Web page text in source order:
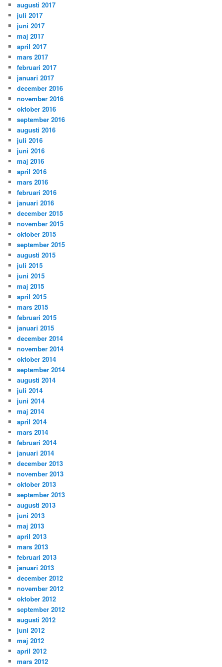
augusti 2017
juli 2017
juni 2017
maj 2017
april 2017
mars 2017
februari 2017
januari 2017
december 2016
november 2016
oktober 2016
september 2016
augusti 2016
juli 2016
juni 2016
maj 2016
april 2016
mars 2016
februari 2016
januari 2016
december 2015
november 2015
oktober 2015
september 2015
augusti 2015
juli 2015
juni 2015
maj 2015
april 2015
mars 2015
februari 2015
januari 2015
december 2014
november 2014
oktober 2014
september 2014
augusti 2014
juli 2014
juni 2014
maj 2014
april 2014
mars 2014
februari 2014
januari 2014
december 2013
november 2013
oktober 2013
september 2013
augusti 2013
juni 2013
maj 2013
april 2013
mars 2013
februari 2013
januari 2013
december 2012
november 2012
oktober 2012
september 2012
augusti 2012
juni 2012
maj 2012
april 2012
mars 2012